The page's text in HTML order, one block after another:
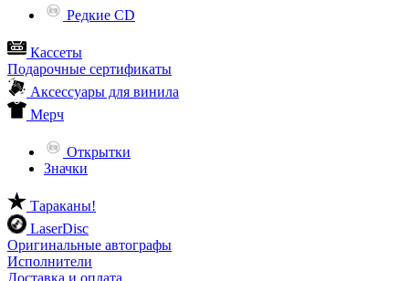
Редкие CD
Кассеты
Подарочные сертификаты
Аксессуары для винила
Мерч
Открытки
Значки
Тараканы!
LaserDisc
Оригинальные автографы
Исполнители
Доставка и оплата